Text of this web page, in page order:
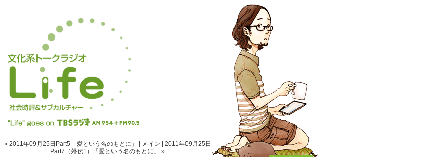
« 2011年09月25日Part5「愛という名のもとに」 メイン
2011年09月25日
Part7（外伝1）「愛という名のもとに」 »